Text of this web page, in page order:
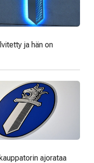
ja hän on
ajorataa